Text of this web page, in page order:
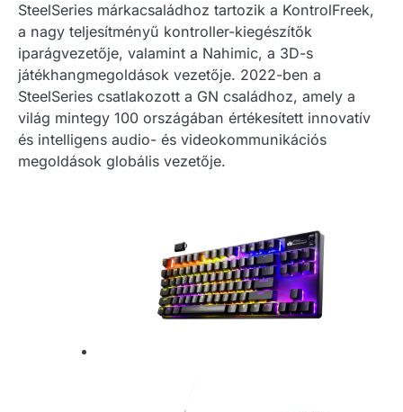
SteelSeries márkacsaládhoz tartozik a KontrolFreek,
a nagy teljesítményű kontroller-kiegészítők
iparágvezetője, valamint a Nahimic, a 3D-s
játékhangmegoldások vezetője. 2022-ben a
SteelSeries csatlakozott a GN családhoz, amely a
világ mintegy 100 országában értékesített innovatív
és intelligens audio- és videokommunikációs
megoldások globális vezetője.